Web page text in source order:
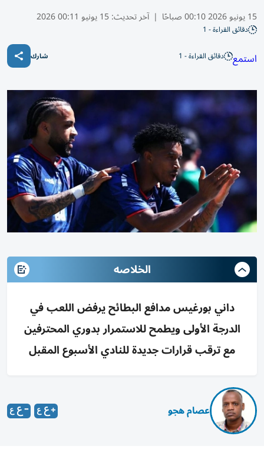
15 يونيو 2026 00:10 صباحًا | آخر تحديث:15 يونيو 00:11 2026
دقائق القراءة - 1
استمع دقائق القراءة - 1 شارك
الخلاصه
داني بورغيس مدافع البطائح يرفض اللعب في
الدرجة الأولى ويطمح للاستمرار بدوري المحترفين
مع ترقب قرارات جديدة للنادي الأسبوع المقبل
عصام هجو